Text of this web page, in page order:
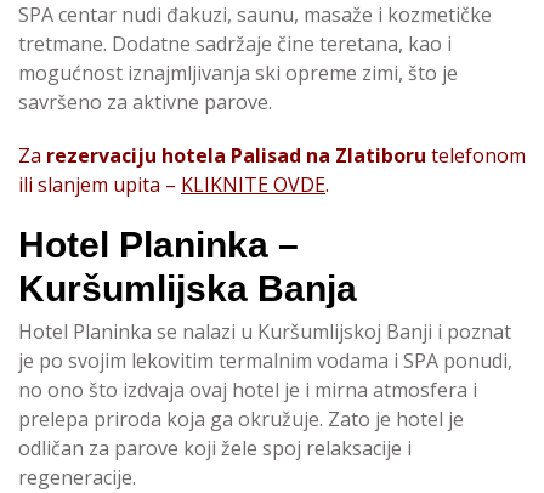
SPA centar nudi đakuzi, saunu, masaže i kozmetičke
tretmane. Dodatne sadržaje čine teretana, kao i
mogućnost iznajmljivanja ski opreme zimi, što je
savršeno za aktivne parove.
Za rezervaciju hotela Palisad na Zlatiboru telefonom
ili slanjem upita – KLIKNITE OVDE.
Hotel Planinka –
Kuršumlijska Banja
Hotel Planinka se nalazi u Kuršumlijskoj Banji i poznat
je po svojim lekovitim termalnim vodama i SPA ponudi,
no ono što izdvaja ovaj hotel je i mirna atmosfera i
prelepa priroda koja ga okružuje. Zato je hotel je
odličan za parove koji žele spoj relaksacije i
regeneracije.